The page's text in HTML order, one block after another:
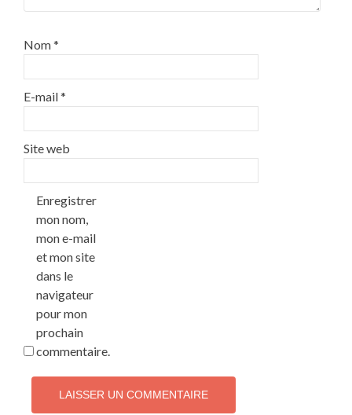
Nom*
E-mail*
Site web
Enregistrer
mon nom,
mon e-mail
et mon site
dans le
navigateur
pour mon
prochain
commentaire.